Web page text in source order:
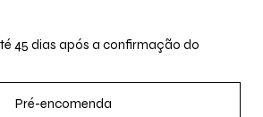
45 dias após a confirmação do
Pré-encomenda